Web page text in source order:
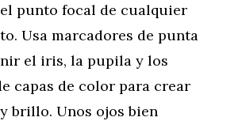
punto focal de cualquier
Usa marcadores de punta
el iris, la pupila y los
capas de color para crear
brillo. Unos ojos bien